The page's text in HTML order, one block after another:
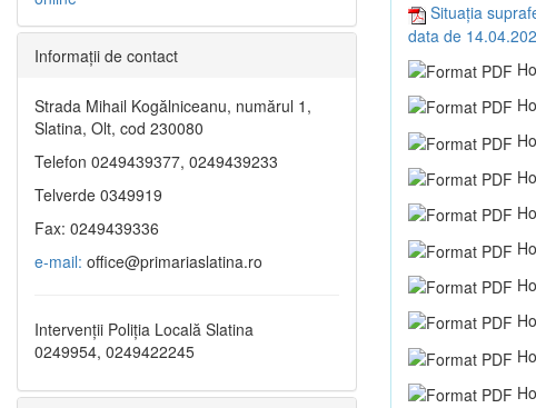
Situația
data de
Informaţii de contact
Strada Mihail Kogălniceanu, numărul 1,
Slatina, Olt, cod 230080
Telefon 0249439377, 0249439233
Telverde 0349919
Fax: 0249439336
e-mail: office@primariaslatina.ro
Intervenții Poliția Locală Slatina
0249954, 0249422245